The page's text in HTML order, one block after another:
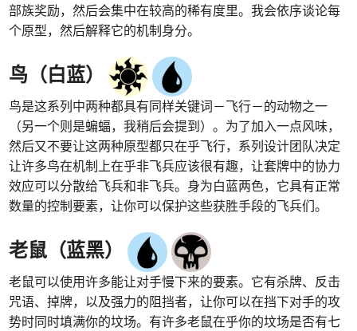
部族奖励，然后会集中在较高的稀有度里。我会依序谈论每
个原型，然后解释它的机制身分。
鸟（白蓝）
鸟是这系列中两种都具有同样关键词－飞行－的动物之一
（另一个则是蝙蝠，我稍后会提到）。为了加入一点风味，
然后又不要让这两种原型都只在乎飞行，系列设计团队决定
让许多鸟在机制上在乎非飞兵应该很有趣，让套牌中的协力
效应可以分散给飞兵和非飞兵。身为白蓝两色，它具有正常
数量的控制要素，让你可以保护这些获胜手段的飞兵们。
老鼠（蓝黑）
老鼠可以使用许多能让对手慢下来的要素。它有杀牌、反击
咒语、掉牌，以及强力的阻挡者，让你可以在挡下对手的攻
势时同时填满你的坟场。有许多老鼠在乎你的坟场是否有七